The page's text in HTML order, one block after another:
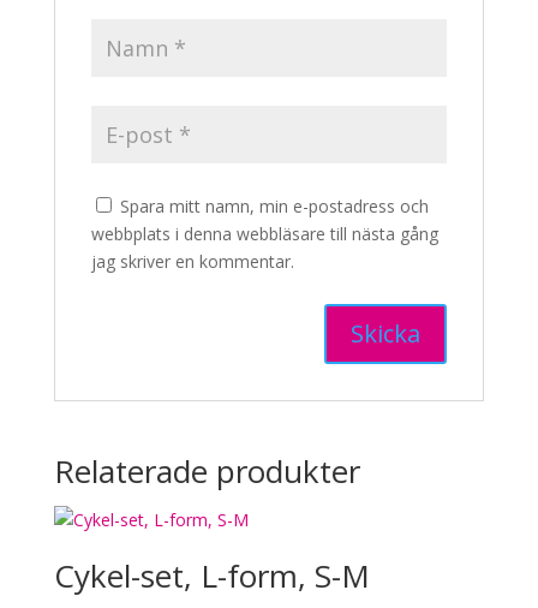
Spara mitt namn, min e-postadress och
webbplats i denna webbläsare till nästa gång
jag skriver en kommentar.
Relaterade produkter
Cykel-set, L-form, S-M